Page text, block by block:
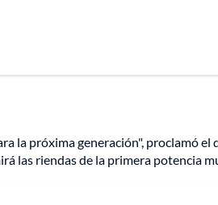
la próxima generación", proclamó el
las riendas de la primera potencia